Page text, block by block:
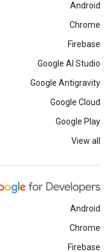
Android
Chrome
Firebase
Google AI Studio
Google Antigravity
Google Cloud
Google Play
View all
Android
Chrome
Firebase